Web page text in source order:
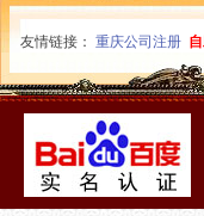
友情链接： 重庆公司注册